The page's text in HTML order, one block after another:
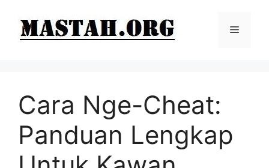
Menu
Cara Nge-Cheat:
Panduan Lengkap